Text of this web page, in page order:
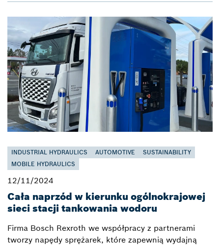
INDUSTRIAL HYDRAULICS AUTOMOTIVE
SUSTAINABILITY
MOBILE HYDRAULICS
12/11/2024
Cała naprzód w kierunku ogólnokrajowej
sieci stacji tankowania wodoru
Firma Bosch Rexroth we współpracy z partnerami
tworzy napędy sprężarek, które zapewnią wydajną